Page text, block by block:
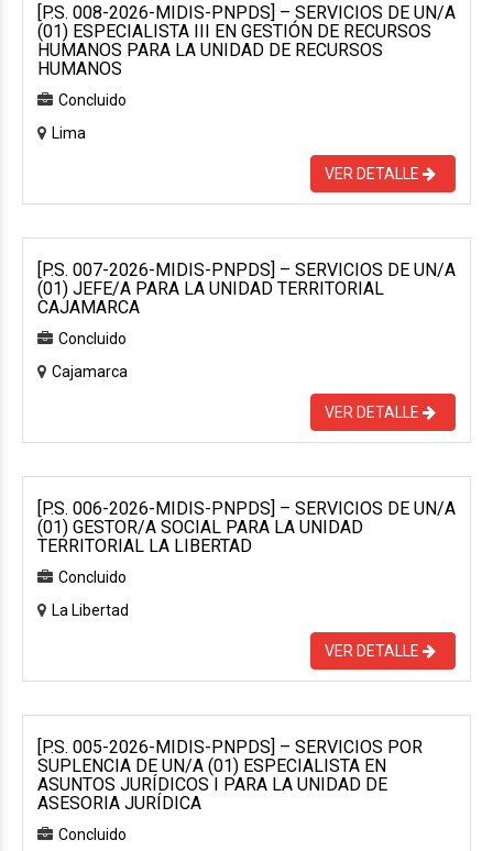
[P.S. 008-2026-MIDIS-PNPDS] – SERVICIOS DE UN/A
(01) ESPECIALISTA III EN GESTIÓN DE RECURSOS
HUMANOS PARA LA UNIDAD DE RECURSOS
HUMANOS
Concluido
Lima
VER DETALLE
[P.S. 007-2026-MIDIS-PNPDS] – SERVICIOS DE UN/A
(01) JEFE/A PARA LA UNIDAD TERRITORIAL
CAJAMARCA
Concluido
Cajamarca
VER DETALLE
[P.S. 006-2026-MIDIS-PNPDS] – SERVICIOS DE UN/A
(01) GESTOR/A SOCIAL PARA LA UNIDAD
TERRITORIAL LA LIBERTAD
Concluido
La Libertad
VER DETALLE
[P.S. 005-2026-MIDIS-PNPDS] – SERVICIOS POR
SUPLENCIA DE UN/A (01) ESPECIALISTA EN
ASUNTOS JURÍDICOS I PARA LA UNIDAD DE
ASESORIA JURÍDICA
Concluido